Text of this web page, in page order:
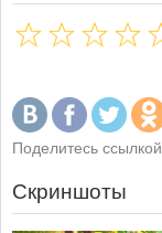
Поделитесь
Скриншоты